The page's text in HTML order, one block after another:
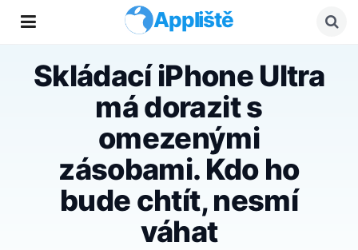
Appliště
Skládací iPhone Ultra
má dorazit s
omezenými
zásobami. Kdo ho
bude chtít, nesmí
váhat